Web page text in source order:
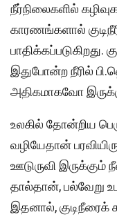
நீர்நிலைகளில்
காரணங்களால்
இதுபோன்ற நீரில்
அதிகமாகவோ
உலகில் தோன்றிய
வழியேதான்
ஊடுருவி இருக்கும்
தால்தான், பல்வேறு
இதனால், குடிநீரைக்